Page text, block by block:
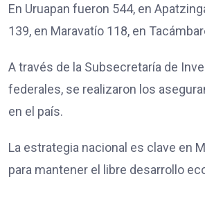
En Uruapan fueron 544, en
139, en Maravatío 118, en
A través de la Subsecretaría de
federales, se realizaron los
en el país.
La estrategia nacional es clave en
para mantener el libre desarrollo